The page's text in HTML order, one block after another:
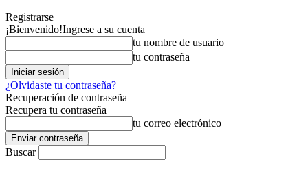
Registrarse
¡Bienvenido!Ingrese a su cuenta
tu nombre de usuario
tu contraseña
¿Olvidaste tu contraseña?
Recuperación de contraseña
Recupera tu contraseña
tu correo electrónico
Buscar